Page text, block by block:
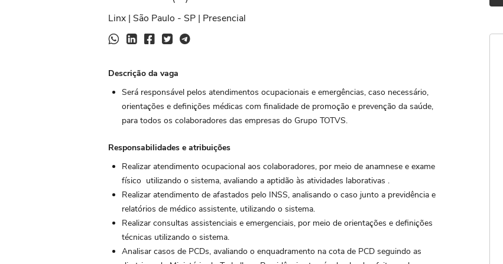
Linx | São Paulo - SP | Presencial
Descrição da vaga
Será responsável pelos atendimentos ocupacionais e emergências, caso necessário,
orientações e definições médicas com finalidade de promoção e prevenção da saúde,
para todos os colaboradores das empresas do Grupo TOTVS.
Responsabilidades e atribuições
Realizar atendimento ocupacional aos colaboradores, por meio de anamnese e exame
físico utilizando o sistema, avaliando a aptidão às atividades laborativas .
Realizar atendimento de afastados pelo INSS, analisando o caso junto a previdência e
relatórios de médico assistente, utilizando o sistema.
Realizar consultas assistenciais e emergenciais, por meio de orientações e definições
técnicas utilizando o sistema.
Analisar casos de PCDs, avaliando o enquadramento na cota de PCD seguindo as